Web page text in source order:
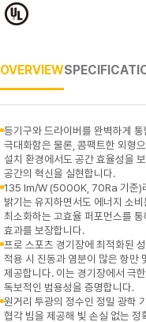
OVERVIEW
등기구와 드라이버를 완벽하게
극대화함은 물론, 콤팩트한 외형
설치 환경에서도 공간 효율성을
공간의 혁신을 실현합니다.
135 lm/W (5000K, 70Ra 기준)
밝기는 유지하면서도 에너지 소
최소화하는 고효율 퍼포먼스를
효과를 보장합니다.
프로 스포츠 경기장에 최적화된
적용 시 진동과 염분이 많은 항만
제공합니다. 이는 경기장에서 극
독보적인 범용성을 증명합니다.
원거리 투광의 정수인 정밀 광학
협각 빔을 제공해 빛 손실 없는